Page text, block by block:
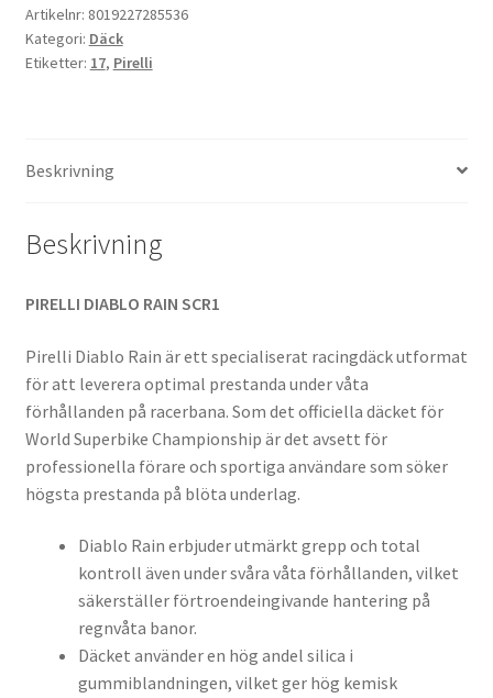
SCR1
200/60
R
(bak)
Artikelnr: 8019227285536
Kategori: Däck
Etiketter: 17, Pirelli
Beskrivning
Beskrivning
PIRELLI DIABLO RAIN SCR1
Pirelli Diablo Rain är ett specialiserat racingdäck utformat
för att leverera optimal prestanda under våta
förhållanden på racerbana. Som det officiella däcket för
World Superbike Championship är det avsett för
professionella förare och sportiga användare som söker
högsta prestanda på blöta underlag.
Diablo Rain erbjuder utmärkt grepp och total
kontroll även under svåra våta förhållanden, vilket
säkerställer förtroendeingivande hantering på
regnvåta banor.
Däcket använder en hög andel silica i
gummiblandningen, vilket ger hög kemisk